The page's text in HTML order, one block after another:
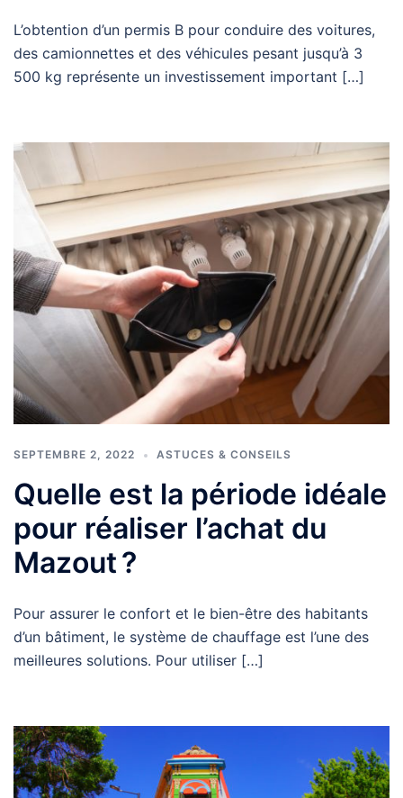
L’obtention d’un permis B pour conduire des voitures,
des camionnettes et des véhicules pesant jusqu’à 3
500 kg représente un investissement important […]
SEPTEMBRE 2, 2022 ASTUCES & CONSEILS
Quelle est la période idéale
pour réaliser l’achat du
Mazout ?
Pour assurer le confort et le bien-être des habitants
d’un bâtiment, le système de chauffage est l’une des
meilleures solutions. Pour utiliser […]